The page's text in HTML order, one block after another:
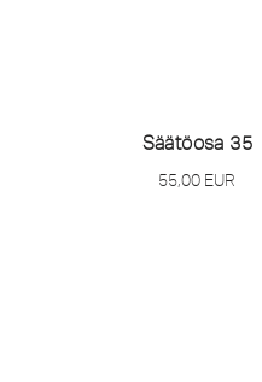
Säätöosa 35
55,00 EUR